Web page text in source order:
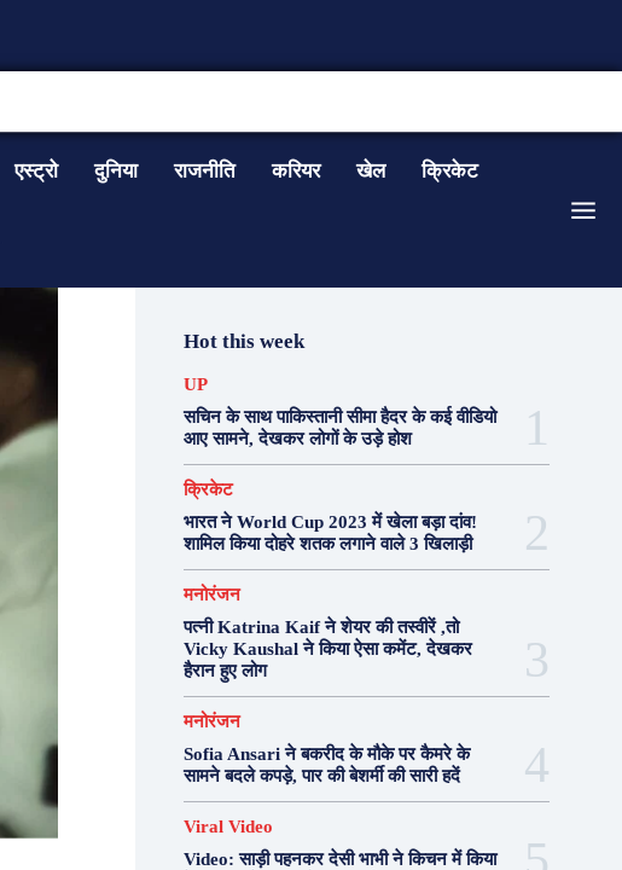
एस्ट्रो दुनिया राजनीति करियर खेल क्रिकेट
Hot this week
UP
सचिन के साथ पाकिस्तानी सीमा हैदर के कई वीडियो
आए सामने, देखकर लोगों के उड़े होश
क्रिकेट
भारत ने World Cup 2023 में खेला बड़ा दांव!
शामिल किया दोहरे शतक लगाने वाले 3 खिलाड़ी
मनोरंजन
पत्नी Katrina Kaif ने शेयर की तस्वीरें ,तो
Vicky Kaushal ने किया ऐसा कमेंट, देखकर
हैरान हुए लोग
मनोरंजन
Sofia Ansari ने बकरीद के मौके पर कैमरे के
सामने बदले कपड़े, पार की बेशर्मी की सारी हदें
Viral Video
Video: साड़ी पहनकर देसी भाभी ने किचन में किया